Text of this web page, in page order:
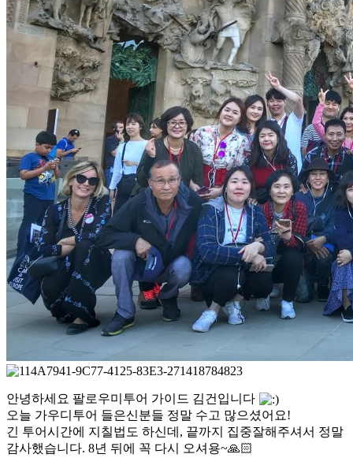
안녕하세요 팔로우미투어 가이드 김건입니다
오늘 가우디투어 들은신분들 정말 수고 많으셨어요!
긴 투어시간에 지칠법도 하신데, 끝까지 집중잘해주셔서 정말
감사했습니다. 8년 뒤에 꼭 다시 오셔용~🙏🏻